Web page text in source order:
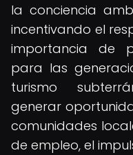
la conciencia
incentivando el
importancia de
para las
turismo
generar
comunidades
de empleo, el